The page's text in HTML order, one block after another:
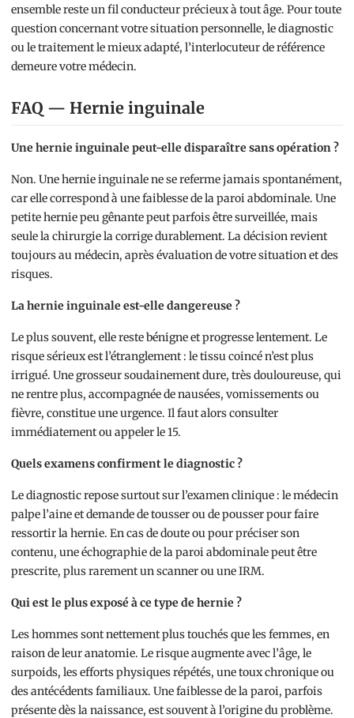
ensemble reste un fil conducteur précieux à tout âge. Pour toute
question concernant votre situation personnelle, le diagnostic
ou le traitement le mieux adapté, l’interlocuteur de référence
demeure votre médecin.
FAQ — Hernie inguinale
Une hernie inguinale peut-elle disparaître sans opération ?
Non. Une hernie inguinale ne se referme jamais spontanément,
car elle correspond à une faiblesse de la paroi abdominale. Une
petite hernie peu gênante peut parfois être surveillée, mais
seule la chirurgie la corrige durablement. La décision revient
toujours au médecin, après évaluation de votre situation et des
risques.
La hernie inguinale est-elle dangereuse ?
Le plus souvent, elle reste bénigne et progresse lentement. Le
risque sérieux est l’étranglement : le tissu coincé n’est plus
irrigué. Une grosseur soudainement dure, très douloureuse, qui
ne rentre plus, accompagnée de nausées, vomissements ou
fièvre, constitue une urgence. Il faut alors consulter
immédiatement ou appeler le 15.
Quels examens confirment le diagnostic ?
Le diagnostic repose surtout sur l’examen clinique : le médecin
palpe l’aine et demande de tousser ou de pousser pour faire
ressortir la hernie. En cas de doute ou pour préciser son
contenu, une échographie de la paroi abdominale peut être
prescrite, plus rarement un scanner ou une IRM.
Qui est le plus exposé à ce type de hernie ?
Les hommes sont nettement plus touchés que les femmes, en
raison de leur anatomie. Le risque augmente avec l’âge, le
surpoids, les efforts physiques répétés, une toux chronique ou
des antécédents familiaux. Une faiblesse de la paroi, parfois
présente dès la naissance, est souvent à l’origine du problème.